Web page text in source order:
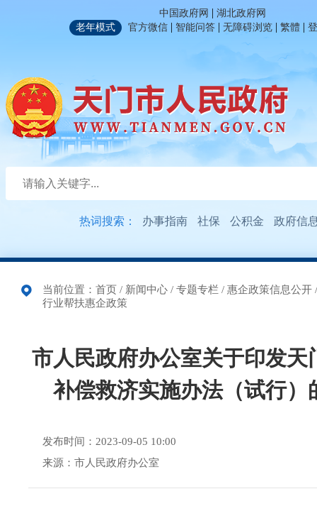
中国政府网 | 湖北政府网
老年模式
官方微信 | 智能问答 | 无障碍浏览 | 繁體 |
热词搜索： 办事指南 社保 公积金 政府信
当前位置： 首页 / 新闻中心 / 专题专栏 / 惠企政策信息公开
行业帮扶惠企政策
市人民政府办公室关于印发天
补偿救济实施办法（试行）
发布时间：2023-09-05 10:00
来源：市人民政府办公室